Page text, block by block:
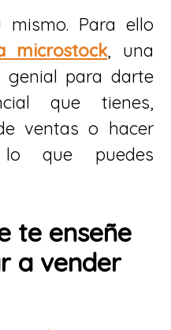
Para ello
microstock, una
genial para darte
que tienes,
ventas o hacer
lo que puedes
te enseñe
a vender